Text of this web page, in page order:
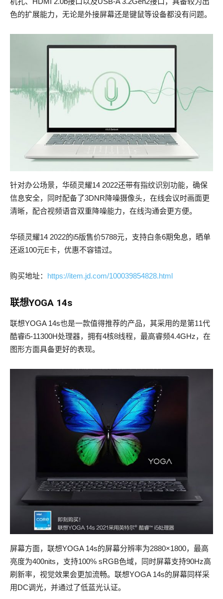
色的扩展能力，无论是外接屏幕还是键鼠等设备都没有问题。
针对办公场景，华硕灵耀14 2022还带有指纹识别功能，确保
信息安全，同时配备了3DNR降噪摄像头，在线会议时画面更
清晰，配合视频语音双重降噪能力，在线沟通会更方便。
华硕灵耀14 2022的i5版售价5788元，支持白条6期免息，晒单
还返100元E卡，优惠不容错过。
购买地址： https://item.jd.com/100039854828.html
联想YOGA 14s
联想YOGA 14s也是一款值得推荐的产品，其采用的是第11代
酷睿i5-11300H处理器，拥有4核8线程，最高睿频4.4GHz，在
图形方面具备更好的表现。
屏幕方面，联想YOGA 14s的屏幕分辨率为2880×1800，最高
亮度为400nits，支持100% sRGB色域，同时屏幕支持90Hz高
刷新率，视觉效果会更加流畅。联想YOGA 14s的屏幕同样采
用DC调光，并通过了低蓝光认证。